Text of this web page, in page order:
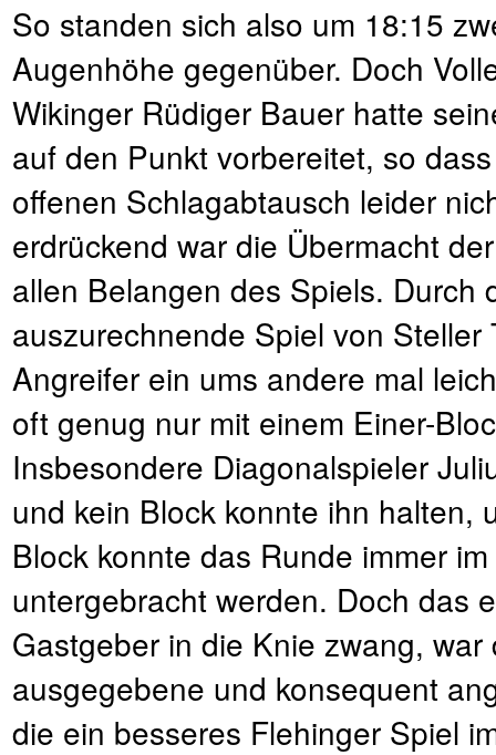
So standen sich also um 18:15
Augenhöhe gegenüber. Doch
Wikinger Rüdiger Bauer hatte
auf den Punkt vorbereitet, so
offenen Schlagabtausch leider
erdrückend war die Übermacht
allen Belangen des Spiels. Durch
auszurechnende Spiel von
Angreifer ein ums andere mal
oft genug nur mit einem Einer-
Insbesondere Diagonalspieler
und kein Block konnte ihn halten,
Block konnte das Runde immer
untergebracht werden. Doch das
Gastgeber in die Knie zwang, war
ausgegebene und konsequent
die ein besseres Flehinger Spiel